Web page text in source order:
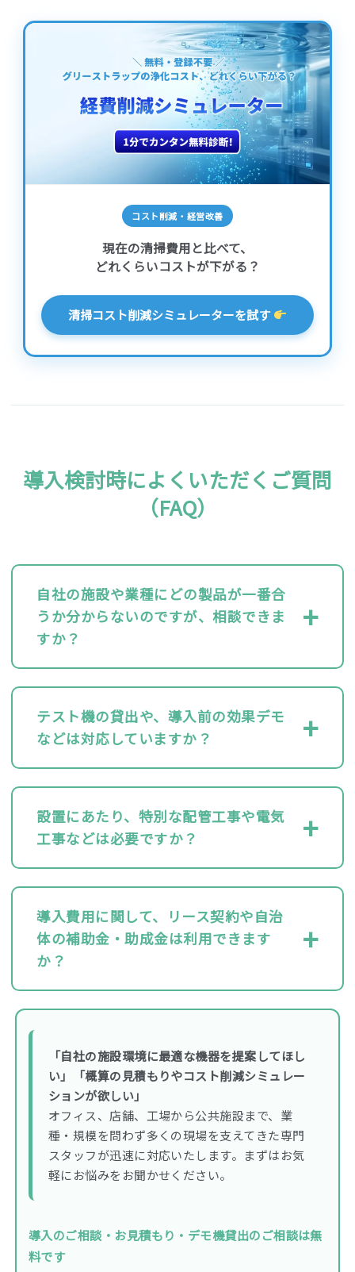
コスト削減・経営改善
現在の清掃費用と比べて、
どれくらいコストが下がる？
清掃コスト削減シミュレーターを試す
導入検討時によくいただくご質問
（FAQ）
自社の施設や業種にどの製品が一番合
うか分からないのですが、相談できま
すか？
テスト機の貸出や、導入前の効果デモ
などは対応していますか？
設置にあたり、特別な配管工事や電気
工事などは必要ですか？
導入費用に関して、リース契約や自治
体の補助金・助成金は利用できます
か？
「自社の施設環境に最適な機器を提案してほし
い」「概算の見積もりやコスト削減シミュレー
ションが欲しい」
オフィス、店舗、工場から公共施設まで、業
種・規模を問わず多くの現場を支えてきた専門
スタッフが迅速に対応いたします。まずはお気
軽にお悩みをお聞かせください。
導入のご相談・お見積もり・デモ機貸出のご相談は無
料です